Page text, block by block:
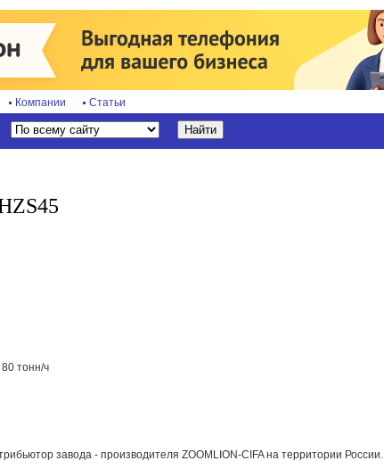
Компании Статьи
тонн/ч
завода - производителя ZOOMLION-CIFA на территории России.